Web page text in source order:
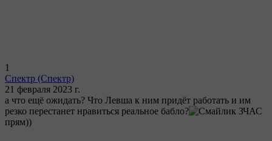
1
Спектр (Спектр)
21 февраля 2023 г.
а что ещё ожидать? Что Левша к ним придёт работать и им
резко перестанет нравиться реальное бабло?
ЗЧАС
прям))